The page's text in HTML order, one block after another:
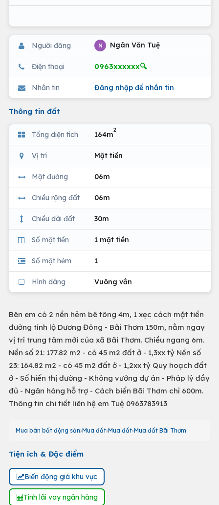
Người đăng N Ngân Văn Tuệ
Điện thoại 0963xxxxxx🔍
Nhắn tin Đăng nhập để nhắn tin
Thông tin đất
Tổng diện tích 164m
2
Vị trí Mặt tiền
Mặt đường 06m
Chiều rộng đất 06m
Chiều dài đất 30m
Số mặt tiền 1 mặt tiền
Số mặt hẻm 1
Hình dáng Vuông vắn
Bên em có 2 nền hẻm bê tông 4m, 1 xẹc cách mặt tiền
đường tỉnh lộ Dương Đông - Bãi Thơm 150m, nằm ngay
vị trí trung tâm mới của xã Bãi Thơm. Chiều ngang 6m.
Nền số 21: 177.82 m2 - có 45 m2 đất ở - 1,3xx tỷ Nền số
23: 164.82 m2 - có 45 m2 đất ở - 1,2xx tỷ Quy hoạch đất
ở - Sổ hiển thị đường - Không vướng dự án - Pháp lý đầy
đủ - Ngân hàng hỗ trợ - Cách biển Bãi Thơm chỉ 600m.
Thông tin chi tiết liên hệ em Tuệ 0963783913
Mua bán bất động sản Mua đất Mua đất Mua đất Bãi Thơm
Tiện ích & Đặc điểm
Biến động giá khu vực
Tính lãi vay ngân hàng